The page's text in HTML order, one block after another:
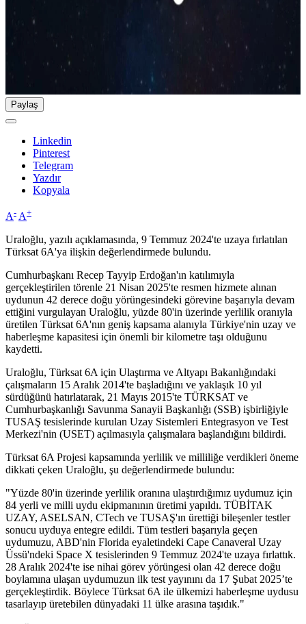
Paylaş
Linkedin
Pinterest
Telegram
Yazdır
Kopyala
A- A+
Uraloğlu, yazılı açıklamasında, 9 Temmuz 2024'te uzaya fırlatılan
Türksat 6A'ya ilişkin değerlendirmede bulundu.
Cumhurbaşkanı Recep Tayyip Erdoğan'ın katılımıyla
gerçekleştirilen törenle 21 Nisan 2025'te resmen hizmete alınan
uydunun 42 derece doğu yörüngesindeki görevine başarıyla devam
ettiğini vurgulayan Uraloğlu, yüzde 80'in üzerinde yerlilik oranıyla
üretilen Türksat 6A'nın geniş kapsama alanıyla Türkiye'nin uzay ve
haberleşme kapasitesi için önemli bir kilometre taşı olduğunu
kaydetti.
Uraloğlu, Türksat 6A için Ulaştırma ve Altyapı Bakanlığındaki
çalışmaların 15 Aralık 2014'te başladığını ve yaklaşık 10 yıl
sürdüğünü hatırlatarak, 21 Mayıs 2015'te TÜRKSAT ve
Cumhurbaşkanlığı Savunma Sanayii Başkanlığı (SSB) işbirliğiyle
TUSAŞ tesislerinde kurulan Uzay Sistemleri Entegrasyon ve Test
Merkezi'nin (USET) açılmasıyla çalışmalara başlandığını bildirdi.
Türksat 6A Projesi kapsamında yerlilik ve milliliğe verdikleri öneme
dikkati çeken Uraloğlu, şu değerlendirmede bulundu:
"Yüzde 80'in üzerinde yerlilik oranına ulaştırdığımız uydumuz için
84 yerli ve milli uydu ekipmanının üretimi yapıldı. TÜBİTAK
UZAY, ASELSAN, CTech ve TUSAŞ'ın ürettiği bileşenler testler
sonucu uyduya entegre edildi. Tüm testleri başarıyla geçen
uydumuzu, ABD'nin Florida eyaletindeki Cape Canaveral Uzay
Üssü'ndeki Space X tesislerinden 9 Temmuz 2024'te uzaya fırlattık.
28 Aralık 2024'te ise nihai görev yörüngesi olan 42 derece doğu
boylamına ulaşan uydumuzun ilk test yayınını da 17 Şubat 2025’te
gerçekleştirdik. Böylece Türksat 6A ile ülkemizi haberleşme uydusu
tasarlayıp üretebilen dünyadaki 11 ülke arasına taşıdık."